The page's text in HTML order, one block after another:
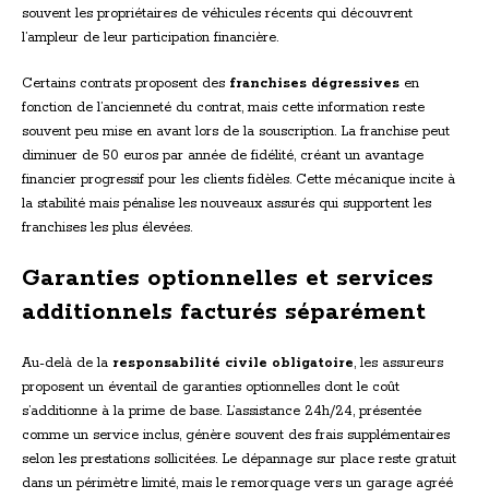
souvent les propriétaires de véhicules récents qui découvrent
l’ampleur de leur participation financière.
Certains contrats proposent des franchises dégressives en
fonction de l’ancienneté du contrat, mais cette information reste
souvent peu mise en avant lors de la souscription. La franchise peut
diminuer de 50 euros par année de fidélité, créant un avantage
financier progressif pour les clients fidèles. Cette mécanique incite à
la stabilité mais pénalise les nouveaux assurés qui supportent les
franchises les plus élevées.
Garanties optionnelles et services
additionnels facturés séparément
Au-delà de la responsabilité civile obligatoire, les assureurs
proposent un éventail de garanties optionnelles dont le coût
s’additionne à la prime de base. L’assistance 24h/24, présentée
comme un service inclus, génère souvent des frais supplémentaires
selon les prestations sollicitées. Le dépannage sur place reste gratuit
dans un périmètre limité, mais le remorquage vers un garage agréé